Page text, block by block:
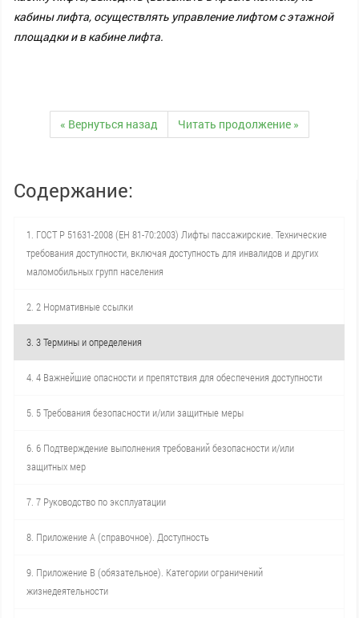
кабины лифта, осуществлять управление лифтом с этажной
площадки и в кабине лифта.
« Вернуться назад Читать продолжение »
Содержание:
1. ГОСТ Р 51631-2008 (ЕН 81-70:2003) Лифты пассажирские. Технические
требования доступности, включая доступность для инвалидов и других
маломобильных групп населения
2. 2 Нормативные ссылки
3. 3 Термины и определения
4. 4 Важнейшие опасности и препятствия для обеспечения доступности
5. 5 Требования безопасности и/или защитные меры
6. 6 Подтверждение выполнения требований безопасности и/или
защитных мер
7. 7 Руководство по эксплуатации
8. Приложение А (справочное). Доступность
9. Приложение В (обязательное). Категории ограничений
жизнедеятельности